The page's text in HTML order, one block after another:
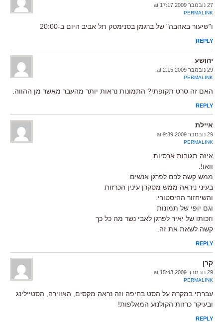
27 נובמבר 2009 at 17:17
PERMALINK
ו"שיעור באהבה" של ברגמן בסנימטק תל אביב היום ב-20:00
REPLY
יהושע
29 נובמבר 2009 at 2:15
PERMALINK
האם זה סרט תקופתי? התמונות נראות יותר מהעבר מאשר מן ההווה.
REPLY
איילת
29 נובמבר 2009 at 9:39
PERMALINK
איזה תגובות ארסיות.
וואו!.
ממש קשה לכם לפרגן אנשים.
בעיני ניראה ממש מסקרן עינין הכרזות
והשיחזור ההיסטורי.
וגם יופי של תמונות
וזכותו של יאיר לפרגן לאבי נשר מה כל כך
קשה לשאת את זה.
REPLY
קרן
29 נובמבר 2009 at 15:43
PERMALINK
עברתי במקרה על הסט בחיפה וזה נראה מקסים, האווירה, הסטיילינג
ובעיקר כרזות הקולנוע המאלפות!
REPLY